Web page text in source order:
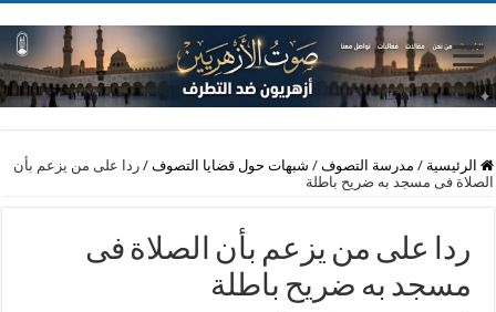
الرئيسية / مدرسة التصوف / شبهات حول قضايا التصوف / ردا على من يزعم بأن
الصلاة فى مسجد به ضريح باطلة
ردا على من يزعم بأن الصلاة فى
مسجد به ضريح باطلة